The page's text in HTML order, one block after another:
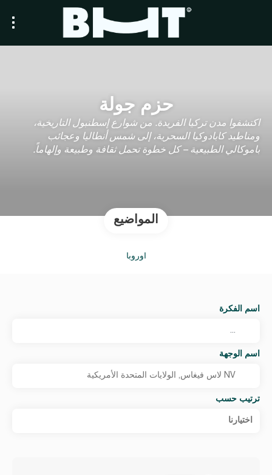
حزم جولة
اكتشفوا مدن تركيا الفريدة. من شوارع إسطنبول التاريخية،
ومناطيد كابادوكيا السحرية، إلى شمس أنطاليا وعجائب
باموكالي الطبيعية – كل خطوة تحمل ثقافة وطبيعة وإلهاماً.
المواضيع
أوروبا
اسم الفكرة
اسم الوجهة
ترتيب حسب
اختيارنا